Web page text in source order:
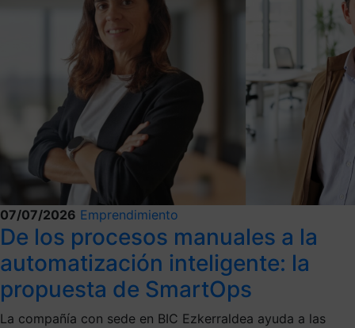
07/07/2026 Emprendimiento
De los procesos manuales a la
automatización inteligente: la
propuesta de SmartOps
La compañía con sede en BIC Ezkerraldea ayuda a las